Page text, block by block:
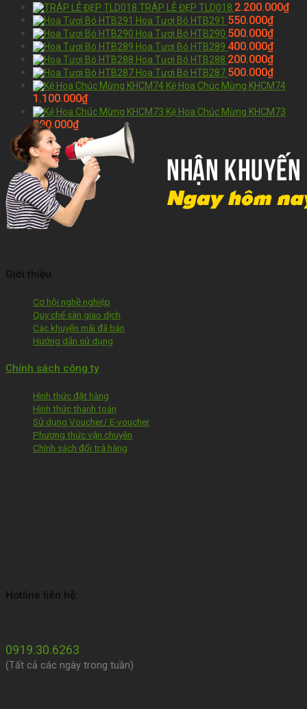
TRÁP LỄ ĐẸP TLD018 2.200.000₫
Hoa Tươi Bó HTB291 550.000₫
Hoa Tươi Bó HTB290 500.000₫
Hoa Tươi Bó HTB289 400.000₫
Hoa Tươi Bó HTB288 200.000₫
Hoa Tươi Bó HTB287 500.000₫
Kệ Hoa Chúc Mừng KHCM74
1.100.000₫
Kệ Hoa Chúc Mừng KHCM73
800.000₫
Giới thiệu
Cơ hội nghề nghiệp
Quy chế sàn giao dịch
Các khuyến mãi đã bán
Hướng dẫn sử dụng
Chính sách công ty
Hình thức đặt hàng
Hình thức thanh toán
Sử dụng Voucher/ E-voucher
Phương thức vận chuyên
Chính sách đổi trả hàng
Hotline liên hệ:
0919.30.6263
(Tất cả các ngày trong tuần)